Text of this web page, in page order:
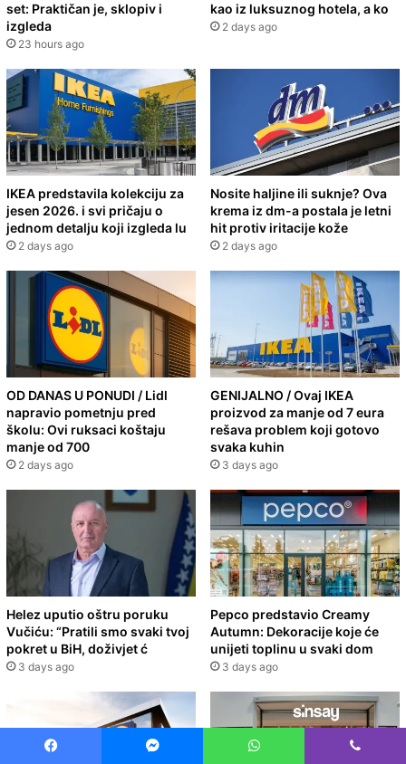
set: Praktičan je, sklopiv i
izgleda
23 hours ago
kao iz luksuznog hotela, a ko
2 days ago
IKEA predstavila kolekciju za
jesen 2026. i svi pričaju o
jednom detalju koji izgleda lu
2 days ago
Nosite haljine ili suknje? Ova
krema iz dm-a postala je letni
hit protiv iritacije kože
2 days ago
OD DANAS U PONUDI / Lidl
napravio pometnju pred
školu: Ovi ruksaci koštaju
manje od 700
2 days ago
GENIJALNO / Ovaj IKEA
proizvod za manje od 7 eura
rešava problem koji gotovo
svaka kuhin
3 days ago
Helez uputio oštru poruku
Vučiću: “Pratili smo svaki tvoj
pokret u BiH, doživjet ć
3 days ago
Pepco predstavio Creamy
Autumn: Dekoracije koje će
unijeti toplinu u svaki dom
3 days ago